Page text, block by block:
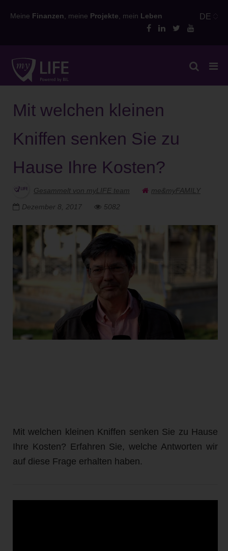
to
Meine Finanzen , meine Projekte , mein Leben DE
Mit welchen kleinen
Kniffen senken Sie zu
Hause Ihre Kosten?
Gesammelt von myLIFE team
me&myFAMILY
Dezember 8, 2017
5082
Mit welchen kleinen Kniffen senken Sie zu Hause
Ihre Kosten? Erfahren Sie, welche Antworten wir
auf diese Frage erhalten haben.